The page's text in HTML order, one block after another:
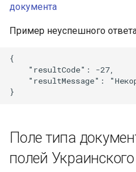
документа
Пример неуспешного
{
    "resultCode": -27,
"resultMessage":
Поле типа
полей